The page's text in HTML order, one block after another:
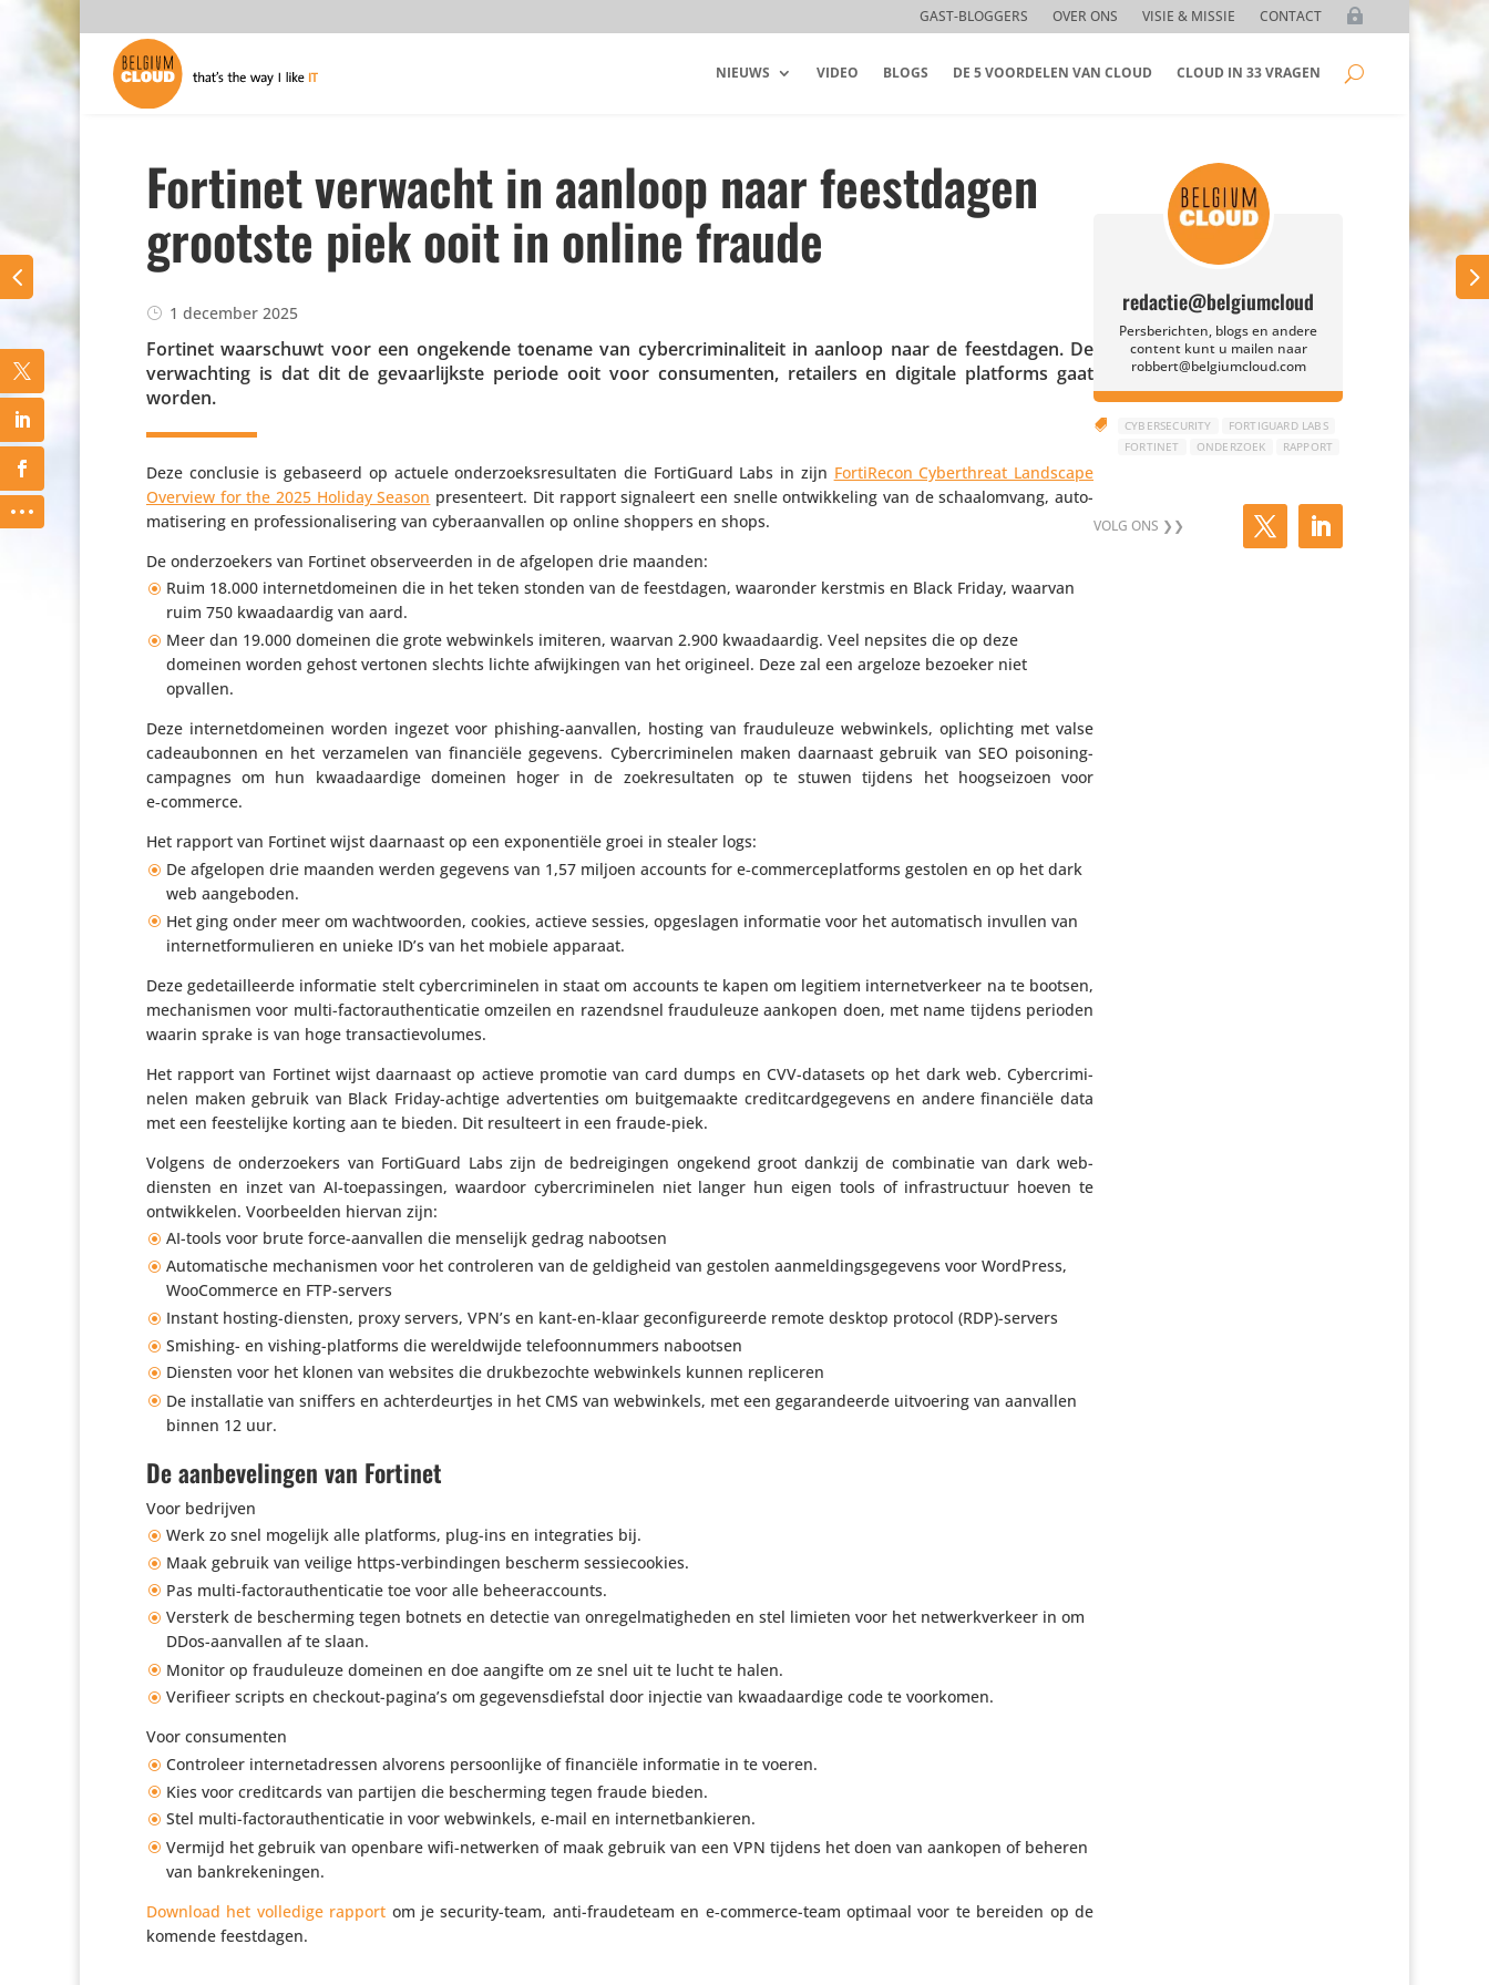
GAST-BLOGGERS OVER ONS VISIE & MISSIE CONTACT
NIEUWS VIDEO BLOGS DE 5 VOORDELEN VAN CLOUD CLOUD IN 33 VRAGEN
Fortinet verwacht in aanloop naar feestdagen
grootste piek ooit in online fraude
1 december 2025
Fortinet waar­schuwt voor een ongekende toename van cyber­cri­mi­na­li­teit in aanloop naar de feest­dagen. De
verwach­ting is dat dit de gevaar­lijkste periode ooit voor consu­menten, retailers en digitale platforms gaat
worden.
Deze conclusie is gebaseerd op actuele onder­zoeks­re­sul­taten die FortiGuard Labs in zijn Forti­Recon Cybert­h­reat Landscape
Overview for the 2025 Holiday Season presen­teert. Dit rapport signa­leert een snelle ontwik­ke­ling van de schaal­om­vang, auto­
ma­ti­se­ring en profes­si­o­na­li­se­ring van cyber­aan­vallen op online shoppers en shops.
De onder­zoe­kers van Fortinet obser­veerden in de afgelopen drie maanden:
Ruim 18.000 inter­net­do­meinen die in het teken stonden van de feest­dagen, waaronder kerstmis en Black Friday, waarvan
ruim 750 kwaad­aardig van aard.
Meer dan 19.000 domeinen die grote webwin­kels imiteren, waarvan 2.900 kwaad­aardig. Veel nepsites die op deze
domeinen worden gehost vertonen slechts lichte afwij­kingen van het origineel. Deze zal een argeloze bezoeker niet
opvallen.
Deze inter­net­do­meinen worden ingezet voor phishing-aanvallen, hosting van frau­du­leuze webwin­kels, oplich­ting met valse
cadeau­bonnen en het verza­melen van finan­ciële gegevens. Cyber­cri­mi­nelen maken daarnaast gebruik van SEO poisoning-
campagnes om hun kwaad­aar­dige domeinen hoger in de zoek­re­sul­taten op te stuwen tijdens het hoog­sei­zoen voor
e‑commerce.
Het rapport van Fortinet wijst daarnaast op een expo­nen­tiële groei in stealer logs:
De afgelopen drie maanden werden gegevens van 1,57 miljoen accounts for e‑commerceplatforms gestolen en op het dark
web aangeboden.
Het ging onder meer om wacht­woorden, cookies, actieve sessies, opge­slagen infor­matie voor het auto­ma­tisch invullen van
inter­net­for­mu­lieren en unieke ID’s van het mobiele apparaat.
Deze gede­tail­leerde infor­matie stelt cyber­cri­mi­nelen in staat om accounts te kapen om legitiem inter­net­ver­keer na te bootsen,
mecha­nismen voor multi-facto­r­au­then­ti­catie omzeilen en razend­snel frau­du­leuze aankopen doen, met name tijdens perioden
waarin sprake is van hoge transactievolumes.
Het rapport van Fortinet wijst daarnaast op actieve promotie van card dumps en CVV-datasets op het dark web. Cyber­cri­mi­
nelen maken gebruik van Black Friday-achtige adver­ten­ties om buit­ge­maakte credit­card­ge­ge­vens en andere finan­ciële data
met een fees­te­lijke korting aan te bieden. Dit resul­teert in een fraude-piek.
Volgens de onder­zoe­kers van FortiGuard Labs zijn de bedrei­gingen ongekend groot dankzij de combi­natie van dark web-
diensten en inzet van AI-toepas­singen, waardoor cyber­cri­mi­nelen niet langer hun eigen tools of infra­struc­tuur hoeven te
ontwik­kelen. Voor­beelden hiervan zijn:
AI-tools voor brute force-aanvallen die menselijk gedrag nabootsen
Auto­ma­ti­sche mecha­nismen voor het contro­leren van de geldig­heid van gestolen aanmel­dings­ge­ge­vens voor WordPress,
WooCom­merce en FTP-servers
Instant hosting-diensten, proxy servers, VPN’s en kant-en-klaar gecon­fi­gu­reerde remote desktop protocol (RDP)-servers
Smishing- en vishing-platforms die wereld­wijde tele­foon­num­mers nabootsen
Diensten voor het klonen van websites die druk­be­zochte webwin­kels kunnen repliceren
De instal­latie van sniffers en achter­deur­tjes in het CMS van webwin­kels, met een gega­ran­deerde uitvoe­ring van aanvallen
binnen 12 uur.
De aanbevelingen van Fortinet
Voor bedrijven
Werk zo snel mogelijk alle platforms, plug-ins en inte­gra­ties bij.
Maak gebruik van veilige https-verbin­dingen bescherm sessiecookies.
Pas multi-facto­r­au­then­ti­catie toe voor alle beheeraccounts.
Versterk de bescher­ming tegen botnets en detectie van onre­gel­ma­tig­heden en stel limieten voor het netwerk­ver­keer in om
DDos-aanvallen af te slaan.
Monitor op frau­du­leuze domeinen en doe aangifte om ze snel uit te lucht te halen.
Verifieer scripts en checkout-pagina’s om gege­vens­dief­stal door injectie van kwaad­aar­dige code te voorkomen.
Voor consu­menten
Contro­leer inter­net­adressen alvorens persoon­lijke of finan­ciële infor­matie in te voeren.
Kies voor credit­cards van partijen die bescher­ming tegen fraude bieden.
Stel multi-facto­r­au­then­ti­catie in voor webwin­kels, e‑mail en internetbankieren.
Vermijd het gebruik van openbare wifi-netwerken of maak gebruik van een VPN tijdens het doen van aankopen of beheren
van bankrekeningen.
Download het volledige rapport om je security-team, anti-frau­de­team en e‑com­merce-team optimaal voor te bereiden op de
komende feestdagen.
redactie@belgiumcloud
Persberichten, blogs en andere
content kunt u mailen naar
robbert@belgiumcloud.com
 CYBERSECURITY
FORTIGUARD LABS
FORTINET
ONDERZOEK RAPPORT